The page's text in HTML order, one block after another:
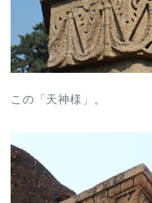
この「天神様」。